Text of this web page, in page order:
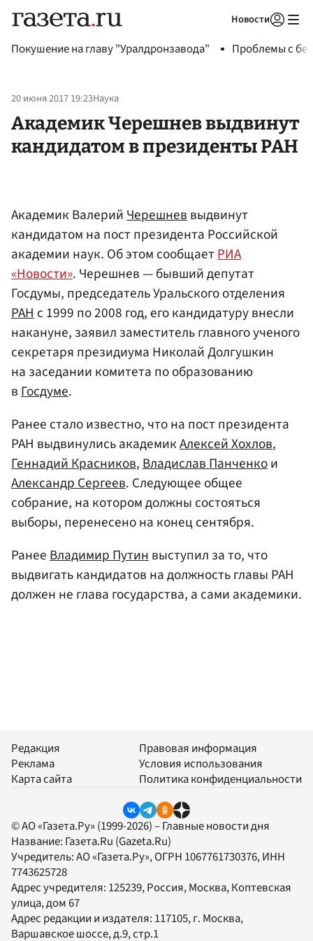
Новости
Покушение на главу "Уралдронзавода" Проблемы с
20 июня 2017 19:23Наука
Академик Черешнев выдвинут
кандидатом в президенты РАН
Академик ВалерийЧерешневвыдвинут
кандидатом на пост президента Российской
академии наук. Об этом сообщаетРИА
«Новости». Черешнев — бывший депутат
Госдумы, председатель Уральского отделения
РАНс 1999 по 2008 год, его кандидатуру внесли
накануне, заявил заместитель главного ученого
секретаря президиума Николай Долгушкин
на заседании комитета по образованию
вГосдуме.
Ранее стало известно, что на пост президента
РАН выдвинулись академикАлексей Хохлов,
Геннадий Красников,Владислав Панченкои
Александр Сергеев. Следующее общее
собрание, на котором должны состояться
выборы, перенесено на конец сентября.
РанееВладимир Путинвыступил за то, что
выдвигать кандидатов на должность главы РАН
должен не глава государства, а сами академики.
Редакция
Реклама
Карта сайта
Правовая информация
Условия использования
Политика конфиденциальности
© АО «Газета.Ру» (1999-2026) – Главные новости дня
Название: Газета.Ru (Gazeta.Ru)
Учредитель:АО «Газета.Ру», ОГРН 1067761730376, ИНН
7743625728
Адрес учредителя: 125239, Россия, Москва, Коптевская
улица, дом 67
Адрес редакции и издателя: 117105, г. Москва,
Варшавское шоссе, д.9, стр.1